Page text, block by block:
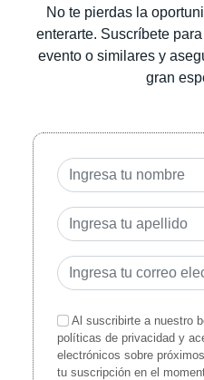
No te pierdas la
enterarte. Suscríbete
evento o similares y
gran
Al suscribirte a nuestro
políticas de privacidad y
electrónicos sobre
tu suscripción en el